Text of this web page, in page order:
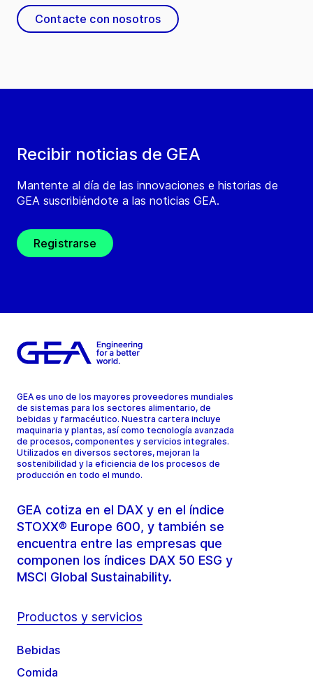
Recibir noticias de GEA
Mantente al día de las innovaciones e historias de
GEA suscribiéndote a las noticias GEA.
Registrarse
Contacte con nosotros
GEA es uno de los mayores proveedores mundiales
de sistemas para los sectores alimentario, de
bebidas y farmacéutico. Nuestra cartera incluye
maquinaria y plantas, así como tecnología avanzada
de procesos, componentes y servicios integrales.
Utilizados en diversos sectores, mejoran la
sostenibilidad y la eficiencia de los procesos de
producción en todo el mundo.
GEA cotiza en el DAX y en el índice
STOXX® Europe 600, y también se
encuentra entre las empresas que
componen los índices DAX 50 ESG y
MSCI Global Sustainability.
Productos y servicios
Bebidas
Comida